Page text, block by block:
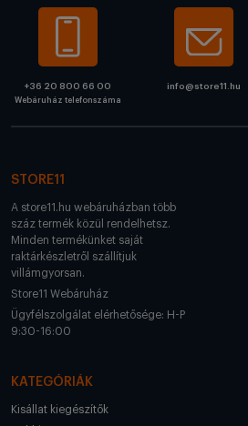
+36 20 800 66 00
Webáruház telefonszáma
info@store11.hu
STORE11
A store11.hu webáruházban több
száz termék közül rendelhetsz.
Minden termékünket saját
raktárkészletről szállítjuk
villámgyorsan.
Store11 Webáruház
Ügyfélszolgálat elérhetősége: H-P
9:30-16:00
KATEGÓRIÁK
Kisállat kiegészítők